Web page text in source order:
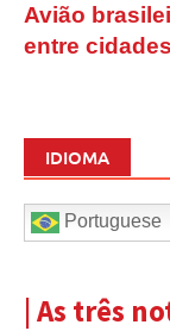
Avião
entre
IDIOMA
Portuguese
| As três